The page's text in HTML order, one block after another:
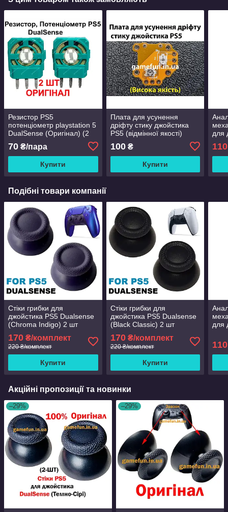
Резистор PS5
потенціометр playstation 5
DualSense (Оригінал) (2
70 ₴/пара
Купити
Плата для усунення
дріфту стику джойстика
PS5 (відмінної якості)
100₴
Купити
для
110
Подібні товари компанії
Стіки грибки для
джойстика PS5 Dualsense
(Chroma Indigo) 2 шт
(Original)
170 ₴/комплект
220 ₴/комплект
Купити
Стіки грибки для
джойстика PS5 Dualsense
(Black Classic) 2 шт
(Original)
170₴/комплект
220 ₴/комплект
Купити
для
110
Акційні пропозиції та новинки
–29% –29%